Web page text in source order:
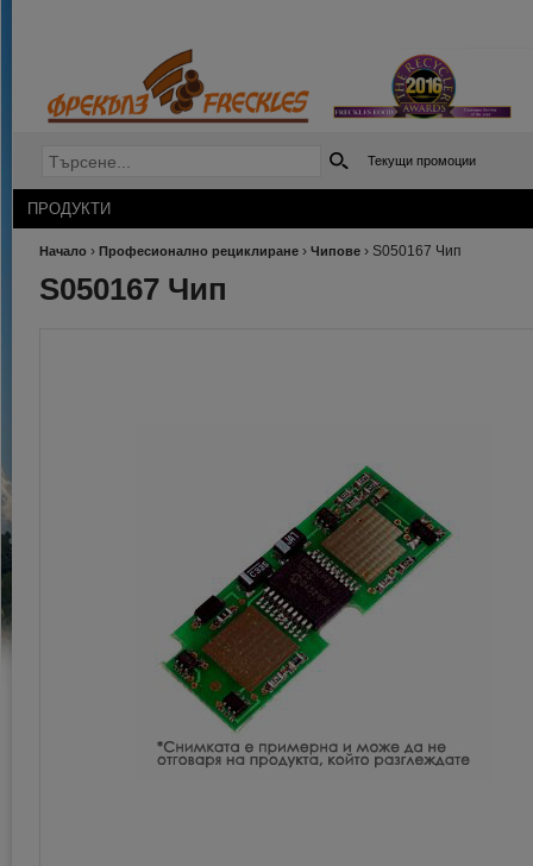
Текущи промоции
ПРОДУКТИ
Начало › Професионално рециклиране › Чипове › S050167 Чип
S050167 Чип